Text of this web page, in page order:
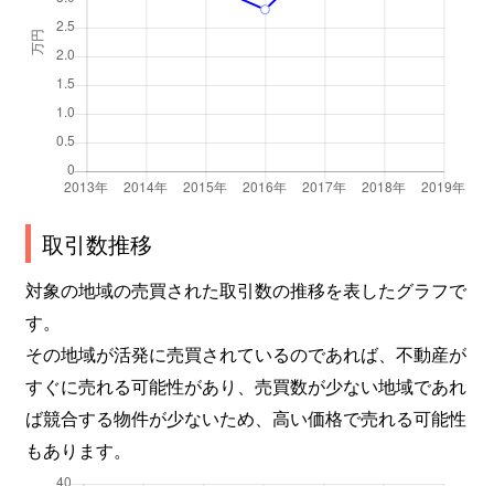
取引数推移
対象の地域の売買された取引数の推移を表したグラフで
す。
その地域が活発に売買されているのであれば、不動産が
すぐに売れる可能性があり、売買数が少ない地域であれ
ば競合する物件が少ないため、高い価格で売れる可能性
もあります。